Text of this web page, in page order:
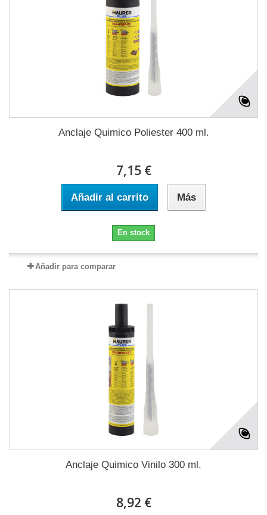
Anclaje Quimico Poliester 400 ml.
7,15 €
Añadir al carrito Más
En stock
Añadir para comparar
Anclaje Quimico Vinilo 300 ml.
8,92 €